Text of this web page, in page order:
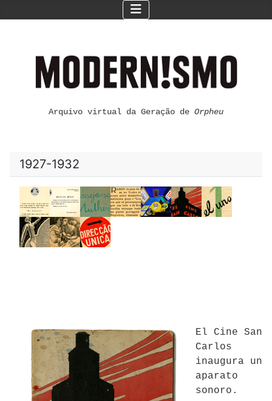
Arquivo virtual da Geração de Orpheu
1927-1932
El Cine San
Carlos
inaugura un
aparato
sonoro.